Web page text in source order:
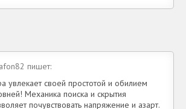
пишет:
увлекает своей простотой и обилием
Механика поиска и скрытия
почувствовать напряжение и азарт.